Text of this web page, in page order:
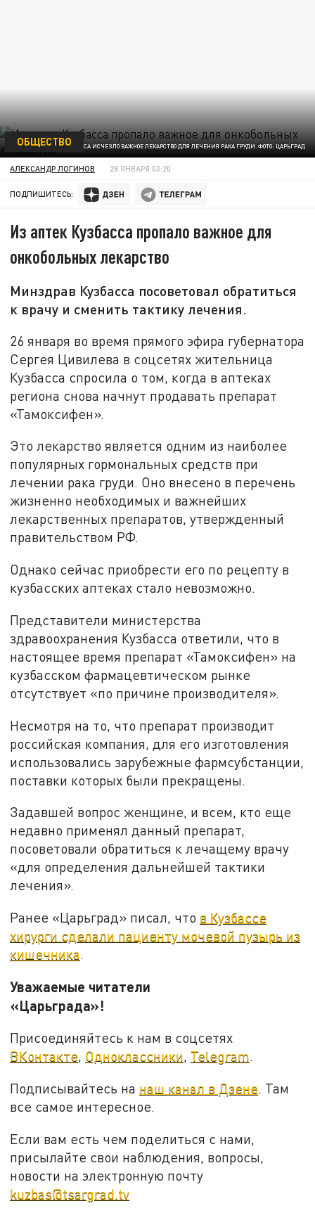
В АПТЕКАХ КУЗБАССА ИСЧЕЗЛО ВАЖНОЕ ЛЕКАРСТВО ДЛЯ ЛЕЧЕНИЯ РАКА ГРУДИ. ФОТО: ЦАРЬГРАД
ОБЩЕСТВО
АЛЕКСАНДР ЛОГИНОВ 28 ЯНВАРЯ 03:20
ПОДПИШИТЕСЬ:
Из аптек Кузбасса пропало важное для
онкобольных лекарство
Минздрав Кузбасса посоветовал обратиться
к врачу и сменить тактику лечения.
26 января во время прямого эфира губернатора
Сергея Цивилева в соцсетях жительница
Кузбасса спросила о том, когда в аптеках
региона снова начнут продавать препарат
«Тамоксифен».
Это лекарство является одним из наиболее
популярных гормональных средств при
лечении рака груди. Оно внесено в перечень
жизненно необходимых и важнейших
лекарственных препаратов, утвержденный
правительством РФ.
Однако сейчас приобрести его по рецепту в
кузбасских аптеках стало невозможно.
Представители министерства
здравоохранения Кузбасса ответили, что в
настоящее время препарат «Тамоксифен» на
кузбасском фармацевтическом рынке
отсутствует «по причине производителя».
Несмотря на то, что препарат производит
российская компания, для его изготовления
использовались зарубежные фармсубстанции,
поставки которых были прекращены.
Задавшей вопрос женщине, и всем, кто еще
недавно применял данный препарат,
посоветовали обратиться к лечащему врачу
«для определения дальнейшей тактики
лечения».
Ранее «Царьград» писал, что в Кузбассе
хирурги сделали пациенту мочевой пузырь из
кишечника.
Уважаемые читатели
«Царьграда»!
Присоединяйтесь к нам в соцсетях
ВКонтакте, Одноклассники, Telegram.
Подписывайтесь на наш канал в Дзене. Там
все самое интересное.
Если вам есть чем поделиться с нами,
присылайте свои наблюдения, вопросы,
новости на электронную почту
kuzbas@tsargrad.tv